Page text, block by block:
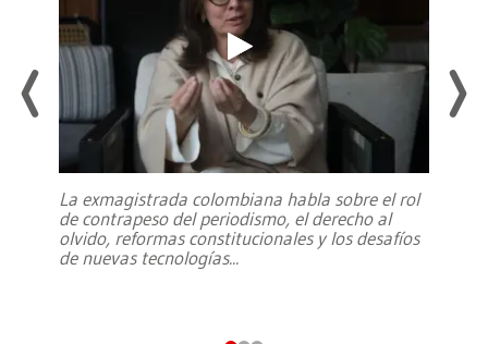
La exmagistrada colombiana habla sobre el rol
de contrapeso del periodismo, el derecho al
olvido, reformas constitucionales y los desafíos
de nuevas tecnologías...